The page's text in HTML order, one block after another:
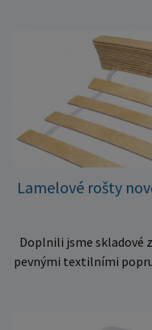
Lamelové rošty
Doplnili jsme skladové
pevnými textilními